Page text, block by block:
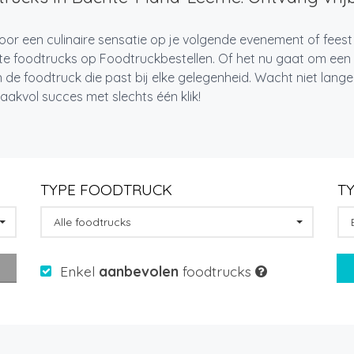
een culinaire sensatie op je volgende evenement of
foodtrucks op Foodtruckbestellen. Of het nu gaat om
de foodtruck die past bij elke gelegenheid. Wacht niet
succes met slechts één klik!
TYPE FOODTRUCK
Alle foodtrucks
Enkel aanbevolen foodtrucks